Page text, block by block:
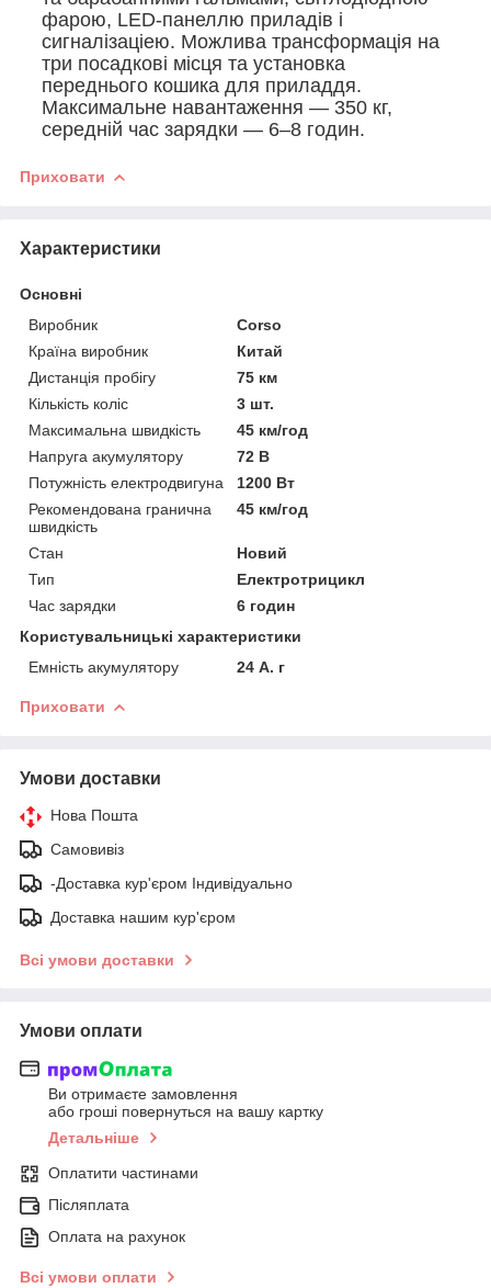
фарою, LED-панеллю приладів і
сигналізаціею. Можлива трансформація на
три посадкові місця та установка
переднього кошика для приладдя.
Максимальне навантаження — 350 кг,
середній час зарядки — 6–8 годин.
Приховати
Характеристики
Основні
Виробник
Corso
Країна виробник
Китай
Дистанція пробігу
75 км
Кількість коліс
3 шт.
Максимальна швидкість
45 км/год
Напруга акумулятору
72 В
Потужність електродвигуна
1200 Вт
Рекомендована гранична
швидкість
45 км/год
Стан
Новий
Тип
Електротрицикл
Час зарядки
6 годин
Користувальницькі характеристики
Емність акумулятору
24 А. г
Приховати
Умови доставки
Нова Пошта
Самовивіз
-Доставка кур'єром Індивідуально
Доставка нашим кур'єром
Всі умови доставки
Умови оплати
Ви отримаєте замовлення
або гроші повернуться на вашу картку
Детальніше
Оплатити частинами
Післяплата
Оплата на рахунок
Всі умови оплати